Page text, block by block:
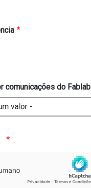
comunicações do Fablab